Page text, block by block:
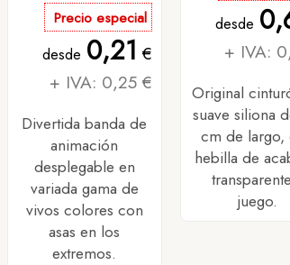
Precio especial
desde 0,21 €
+ IVA: 0,25 €
Divertida banda de
animación
desplegable en
variada gama de
vivos colores con
asas en los
extremos.
desde
+ IVA:
Original
suave siliona
cm de largo,
hebilla de
juego.